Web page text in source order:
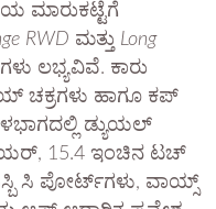
ಮಾರುಕಟ್ಟೆಗೆ
RWD ಮತ್ತು Long
ಲಭ್ಯವಿವೆ. ಕಾರು
ಚಕ್ರಗಳು ಹಾಗೂ ಕಪ್
ಡ್ಯುಯಲ್
15.4 ಇಂಚಿನ ಟಚ್
ಸಿ ಪೋರ್ಟ್‌ಗಳು, ವಾಯ್ಸ್